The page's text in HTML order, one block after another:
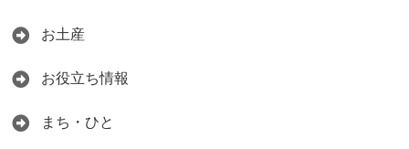
お土産
お役立ち情報
まち・ひと